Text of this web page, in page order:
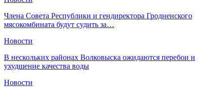
Члена Совета Республики и гендиректора Гродненского
мясокомбината будут судить за…
Новости
В нескольких районах Волковыска ожидаются перебои и
ухудшение качества воды
Новости